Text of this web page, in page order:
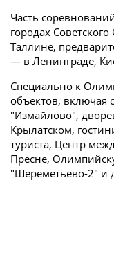
Часть
городах
Таллине,
— в Ленинграде,
Специально к
объектов, включая
"Измайлово",
Крылатском,
туриста, Центр
Пресне,
"Шереметьево-2" и